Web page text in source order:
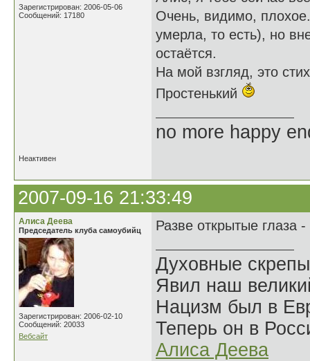
Зарегистрирован: 2006-05-06
Сообщений: 17180
Очень, видимо,
умерла, то есть), но
остаётся.
На мой взгляд, это
Простенький
no more happy
Неактивен
2007-09-16 21:33:49
Алиса Деева
Председатель клуба самоубийц
Зарегистрирован: 2006-02-10
Сообщений: 20033
Вебсайт
Разве открытые глаза
Духовные
Явил наш
Нацизм был в
Теперь он в
Алиса Деева